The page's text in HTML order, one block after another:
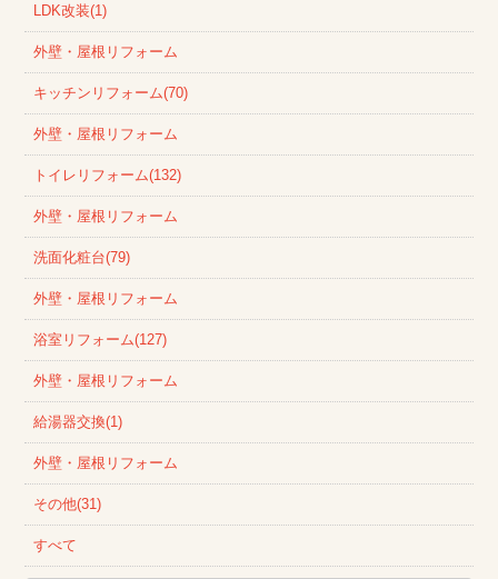
LDK改装(1)
外壁・屋根リフォーム
キッチンリフォーム(70)
外壁・屋根リフォーム
トイレリフォーム(132)
外壁・屋根リフォーム
洗面化粧台(79)
外壁・屋根リフォーム
浴室リフォーム(127)
外壁・屋根リフォーム
給湯器交換(1)
外壁・屋根リフォーム
その他(31)
すべて